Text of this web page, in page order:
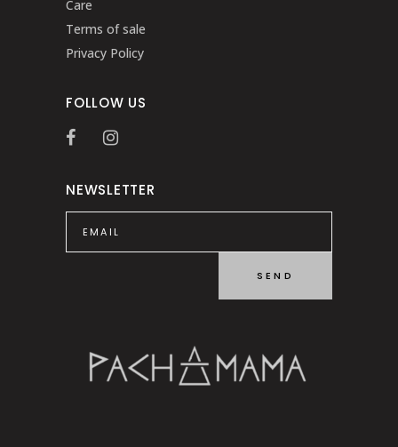
Care
Terms of sale
Privacy Policy
FOLLOW US
NEWSLETTER